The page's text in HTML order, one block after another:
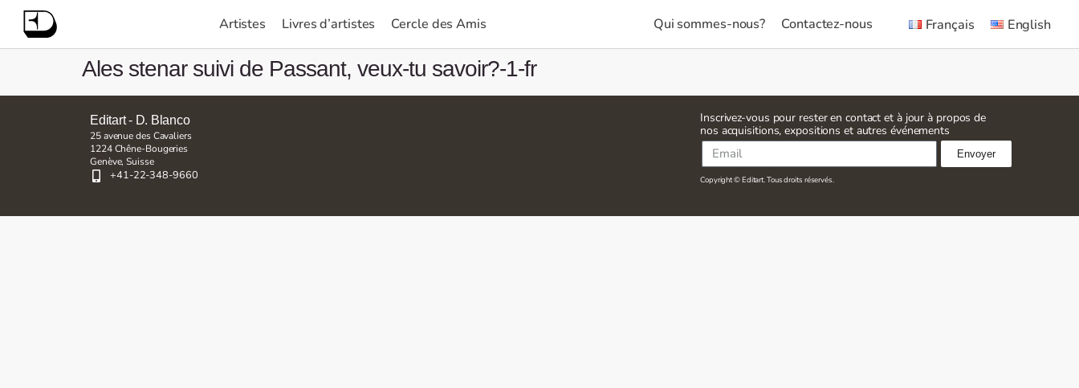
Artistes Livres d’artistes Cercle des Amis Qui sommes-nous? Contactez-nous Français English
Ales stenar suivi de Passant, veux-tu savoir?-1-fr
Editart - D. Blanco
25 avenue des Cavaliers
1224 Chêne-Bougeries
Genève, Suisse
+41-22-348-9660
Inscrivez-vous pour rester en contact et à jour à propos de
nos acquisitions, expositions et autres événements
Envoyer
Copyright © Editart. Tous droits réservés.